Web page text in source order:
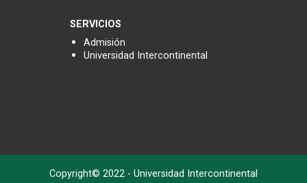
SERVICIOS
Admisión
Universidad Intercontinental
Copyright© 2022 - Universidad Intercontinental